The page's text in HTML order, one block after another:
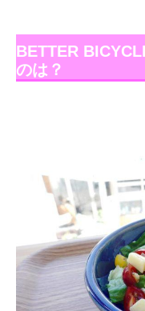
BETTER
のは？